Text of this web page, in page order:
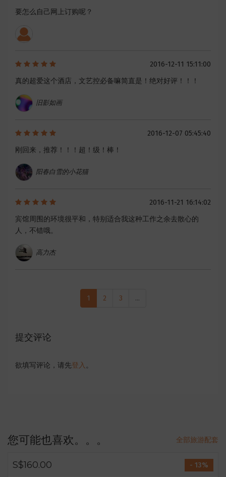
要怎么自己网上订购呢？
2016-12-11 15:11:00
真的超爱这个酒店，文艺控必备嘛简直是！绝对好评！！！
旧影如画
2016-12-07 05:45:40
刚回来，推荐！！！超！级！棒！
阳春白雪的小花猫
2016-11-21 16:14:02
宾馆周围的环境很平和，特别适合我这种工作之余去散心的
人，不错哦。
高力杰
1 2 3 ...
提交评论
欲填写评论，请先登入 。
您可能也喜欢。。。 全部旅游配套
S$160.00 - 13%